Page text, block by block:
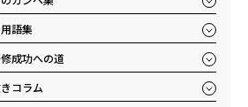
語集
成功への道
コラム